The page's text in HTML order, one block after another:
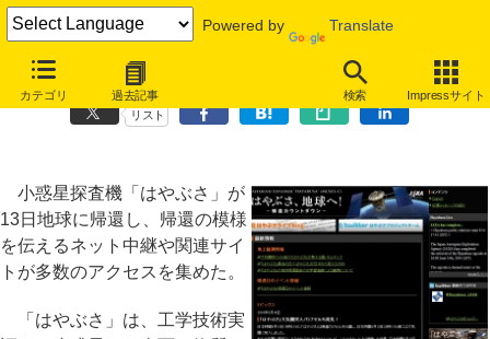
Powered by Translate
カテゴリ 過去記事 検索 Impressサイト
「はやぶさ」地球帰還、関連サイトや生中継に多数のアクセス
リスト
小惑星探査機「はやぶさ」が
13日地球に帰還し、帰還の模様
を伝えるネット中継や関連サイ
トが多数のアクセスを集めた。
「はやぶさ」は、工学技術実